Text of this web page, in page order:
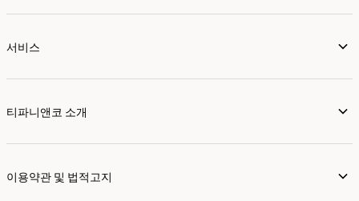
서비스
티파니앤코 소개
이용약관 및 법적고지